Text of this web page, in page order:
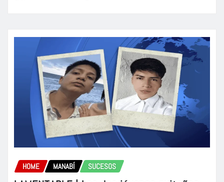
HOME MANABÍ SUCESOS